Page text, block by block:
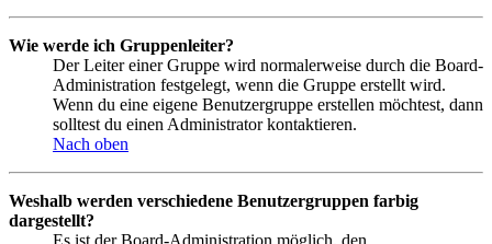
Wie werde ich Gruppenleiter?
Der Leiter einer Gruppe wird normalerweise durch die Board-
Administration festgelegt, wenn die Gruppe erstellt wird.
Wenn du eine eigene Benutzergruppe erstellen möchtest, dann
solltest du einen Administrator kontaktieren.
Nach oben
Weshalb werden verschiedene Benutzergruppen farbig
dargestellt?